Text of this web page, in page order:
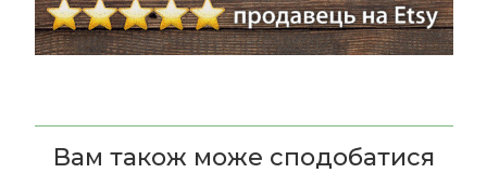
Вам також може сподобатися